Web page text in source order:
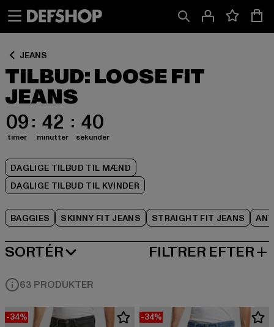
JEANS
TILBUD: LOOSE FIT
JEANS
09
timer
42
minutter
40
sekunder
DAGLIGE TILBUD TIL MÆND
DAGLIGE TILBUD TIL KVINDER
BAGGIES SKINNY FIT JEANS STRAIGHT FIT JEANS
SORTÉR
MEST POPULÆRE FILTRER EFTER
63 PRODUKTER
-34% -34%